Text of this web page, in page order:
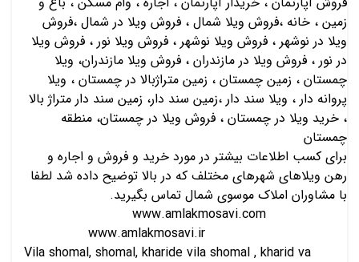
زمين ، خانه ،فروش ویلا شمال ، فروش ویلا در شمال ،فروش
ویلا در نوشهر ، فروش ویلا نوشهر ، فروش ویلا نور ، فروش ویلا
در نور ، فروش ویلا در مازندران ، فروش ویلا مازندران، ویلا
چمستان ، زمین چمستان ، زمین متراژبالا در چمستان ، ویلا
پروانه دار ، ویلا سند دار ،زمین سند دار، زمین سند دار متراژ بالا
، خرید ویلا در چمستان ، فروش ویلا در چمستان، منطقه
چمستان
برای کسب اطلاعات بیشتر در مورد خرید و فروش و اجاره و
رهن ویلاهای شهرهای مختلف که در بالا توضیح داده شد لطفا
با مشاوران املاک موسوی شمال تماس بگیرید.
www.amlakmosavi.com
www.amlakmosavi.ir
Vila shomal, shomal, kharide vila shomal , kharid va